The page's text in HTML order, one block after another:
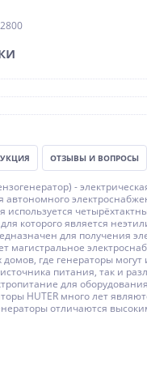
ОТЗЫВЫ И ВОПРОСЫ
-
автономного
используется
которого является
для получения
магистральное
домов, где генераторы могут
питания, так и
для
HUTER много лет
отличаются